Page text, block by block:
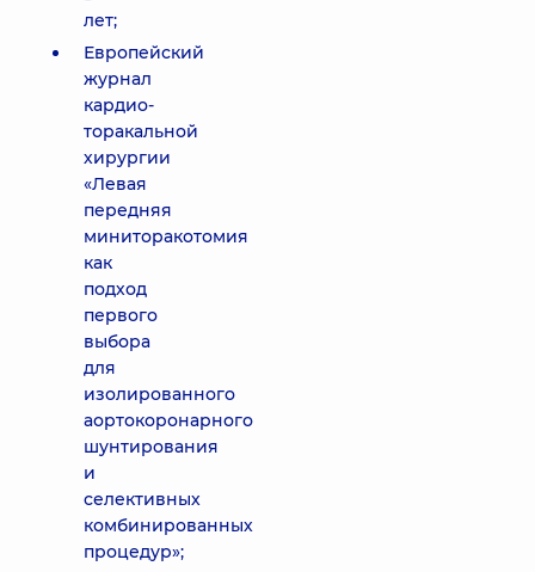
лет;
Европейский
журнал
кардио-
торакальной
хирургии
«Левая
передняя
миниторакотомия
как
подход
первого
выбора
для
изолированного
аортокоронарного
шунтирования
и
селективных
комбинированных
процедур»;